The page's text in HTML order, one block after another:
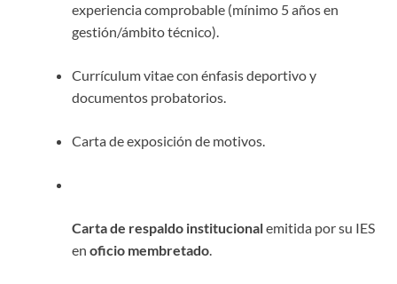
experiencia comprobable (mínimo 5 años en
gestión/ámbito técnico).
Currículum vitae con énfasis deportivo y
documentos probatorios.
Carta de exposición de motivos.
Carta de respaldo institucionalemitida por su IES
en oficio membretado.